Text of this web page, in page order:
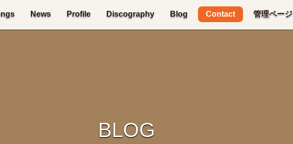
News Profile Discography Blog Contact 管理ページ
BLOG